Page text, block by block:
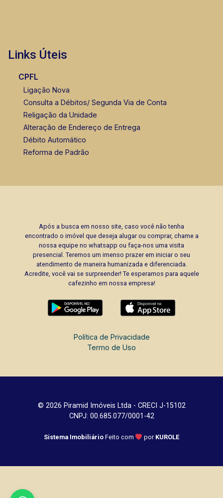
Links Úteis
CPFL
Ligação Nova
Consulta a Débitos/ Segunda Via de Conta
Religação da Unidade
Alteração de Endereço de Entrega
Débito Automático
Reforma de Padrão
Após a busca em nosso site, caso você não tenha
encontrado o imóvel que deseja alugar ou comprar, chame a
nossa equipe no whatsapp ou faça-nos uma visita
presencial. Teremos um imenso prazer em iniciar o seu
atendimento de maneira humanizada e diferenciada.
Acredite, você vai se surpreender! Te esperamos para aquele
cafezinho em nossa empresa!
Política de Privacidade
Termo de Uso
© 2026 Piramid Imóveis Ltda - CRECI J-15102
CNPJ: 00.685.077/0001-42
Sistema Imobiliário Feito com por KUROLE